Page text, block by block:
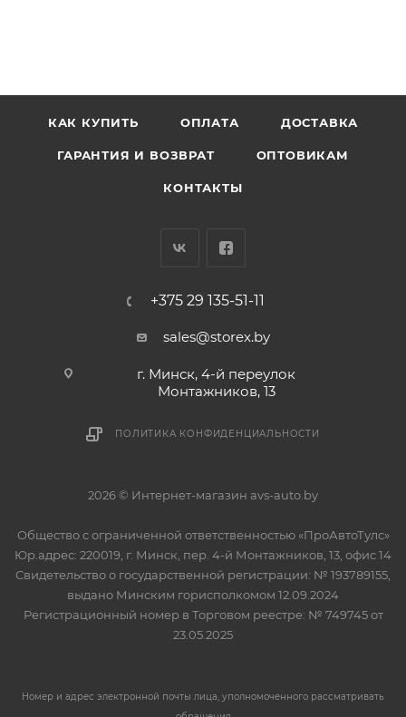
КАК КУПИТЬ ОПЛАТА ДОСТАВКА
ГАРАНТИЯ И ВОЗВРАТ ОПТОВИКАМ
КОНТАКТЫ
+375 29 135-51-11
sales@storex.by
г. Минск, 4-й переулок
Монтажников, 13
ПОЛИТИКА КОНФИДЕНЦИАЛЬНОСТИ
2026 © Интернет-магазин avs-auto.by
Общество с ограниченной ответственностью «ПроАвтоТулс»
Юр.адрес: 220019, г. Минск, пер. 4-й Монтажников, 13, офис 14
Свидетельство о государственной регистрации: № 193789155,
выдано Минским горисполкомом 12.09.2024
Регистрационный номер в Торговом реестре: № 749745 от
23.05.2025
Номер и адрес электронной почты лица, уполномоченного рассматривать